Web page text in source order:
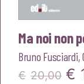
Ma noi non
Bruno Fusciardi,
€ 20,00 Il
€